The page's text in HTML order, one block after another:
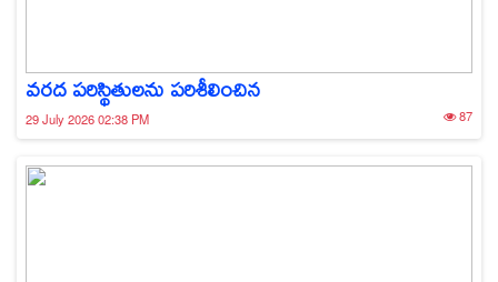
వరద పరిస్థితులను పరిశీలించిన
29 July 2026 02:38 PM 87